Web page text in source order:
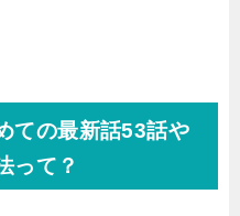
ての最新話53話や
って？